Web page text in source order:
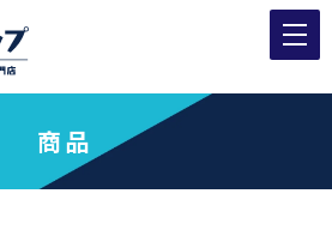
商品